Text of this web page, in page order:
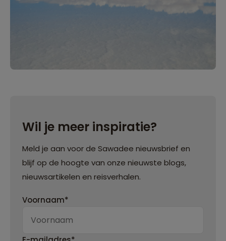
Wil je meer inspiratie?
Meld je aan voor de Sawadee nieuwsbrief en
blijf op de hoogte van onze nieuwste blogs,
nieuwsartikelen en reisverhalen.
Voornaam*